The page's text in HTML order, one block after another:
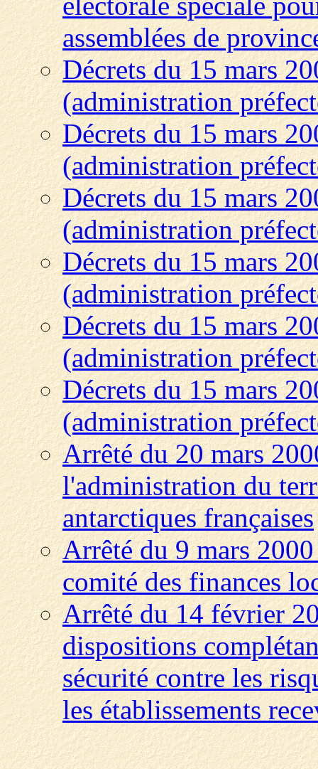
assemblées de
Décrets du 15 mars
(administration
Décrets du 15 mars
(administration
Décrets du 15 mars
(administration
Décrets du 15 mars
(administration
Décrets du 15 mars
(administration
Décrets du 15 mars
(administration
Arrêté du 20 mars
l'administration du
antarctiques françaises
Arrêté du 9 mars
comité des finances
Arrêté du 14 février
dispositions
sécurité contre les
les établissements